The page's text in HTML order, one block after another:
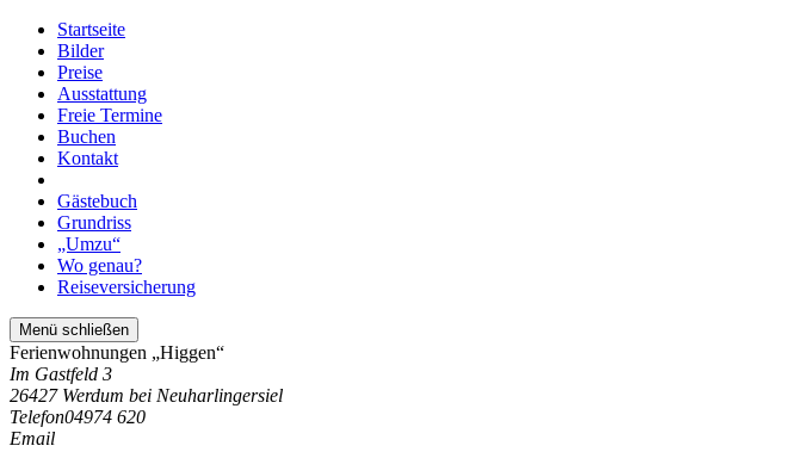
Startseite
Bilder
Preise
Ausstattung
Freie Termine
Buchen
Kontakt
Gästebuch
Grundriss
„Umzu“
Wo genau?
Reiseversicherung
Menü schließen
Ferienwohnungen „Higgen“
Im Gastfeld 3
26427 Werdum bei Neuharlingersiel
Telefon04974 620
Email